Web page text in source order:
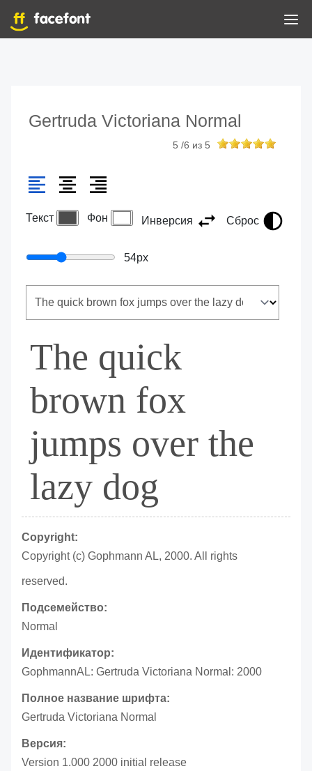
Gertruda Victoriana Normal
5 /6 из 5
Текст Фон Инверсия Сброс
54px
The quick
brown fox
jumps over the
lazy dog
Copyright:
Copyright (c) Gophmann AL, 2000. All rights
reserved.
Подсемейство:
Normal
Идентификатор:
GophmannAL: Gertruda Victoriana Normal: 2000
Полное название шрифта:
Gertruda Victoriana Normal
Версия:
Version 1.000 2000 initial release